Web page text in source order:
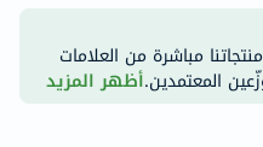
مباشرة من العلامات
المعتمدين.أظهر المزيد